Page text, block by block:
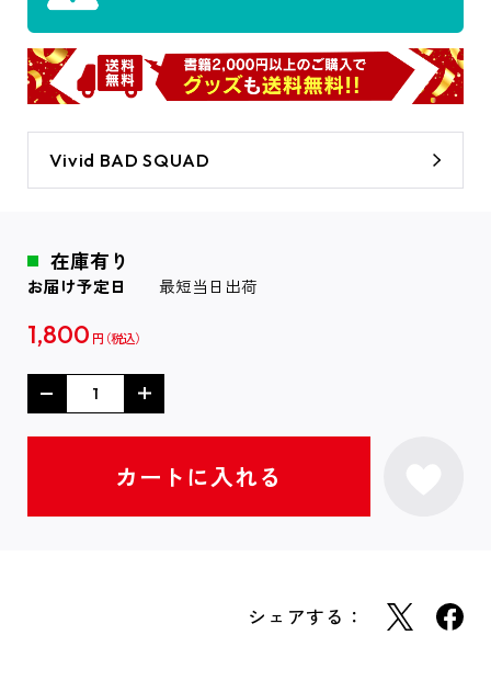
Vivid BAD SQUAD
在庫有り
お届け予定日 最短当日出荷
1,800 円
シェアする：